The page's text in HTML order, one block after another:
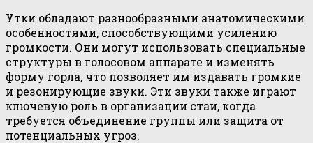
Утки обладают разнообразными анатомическими
особенностями, способствующими усилению
громкости. Они могут использовать специальные
структуры в голосовом аппарате и изменять
форму горла, что позволяет им издавать громкие
и резонирующие звуки. Эти звуки также играют
ключевую роль в организации стаи, когда
требуется объединение группы или защита от
потенциальных угроз.